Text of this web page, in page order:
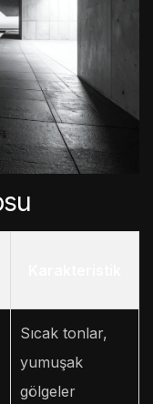
Sıcak tonlar,
yumuşak
gölgeler